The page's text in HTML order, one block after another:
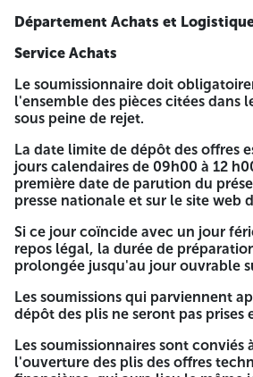
de l'attestation de mise à jour
celui-ci n'est pas le soumissionnaire
joint en Annexe du présent cahier
de spécifications techniques des
B- L'offre technique :
1- Une déclaration à souscrire
cachetée et datée, par le
des références professionnelles des
années justifiées par l'un des
PV de Réception définitive. 3-
le délai de livraison (suivant le
du présent cahier des charges).
de la garantie (suivant le modèle
présent cahier des charges). 5-
Département Achats et
Service Achats
Le soumissionnaire doit
l'ensemble des pièces citées dans
sous peine de rejet.
La date limite de dépôt des offres
jours calendaires de 09h00 à 12
première date de parution du
presse nationale et sur le site web
Si ce jour coïncide avec un jour
repos légal, la durée de
prolongée jusqu'au jour ouvrable
Les soumissions qui parviennent
dépôt des plis ne seront pas prises
Les soumissionnaires sont conviés
l'ouverture des plis des offres